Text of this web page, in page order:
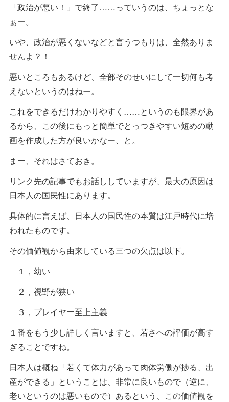
「政治が悪い！」で終了……っていうのは、ちょっとな
ぁー。
いや、政治が悪くないなどと言うつもりは、全然ありま
せんよ？！
悪いところもあるけど、全部そのせいにして一切何も考
えないというのはねー。
これをできるだけわかりやすく……というのも限界があ
るから、この後にもっと簡単でとっつきやすい短めの動
画を作成した方が良いかなー、と。
まー、それはさておき。
リンク先の記事でもお話ししていますが、最大の原因は
日本人の国民性にあります。
具体的に言えば、日本人の国民性の本質は江戸時代に培
われたものです。
その価値観から由来している三つの欠点は以下。
１，幼い
２，視野が狭い
３，プレイヤー至上主義
１番をもう少し詳しく言いますと、若さへの評価が高す
ぎることですね。
日本人は概ね「若くて体力があって肉体労働が捗る、出
産ができる」ということは、非常に良いもので（逆に、
老いというのは悪いもので）あるという、この価値観を